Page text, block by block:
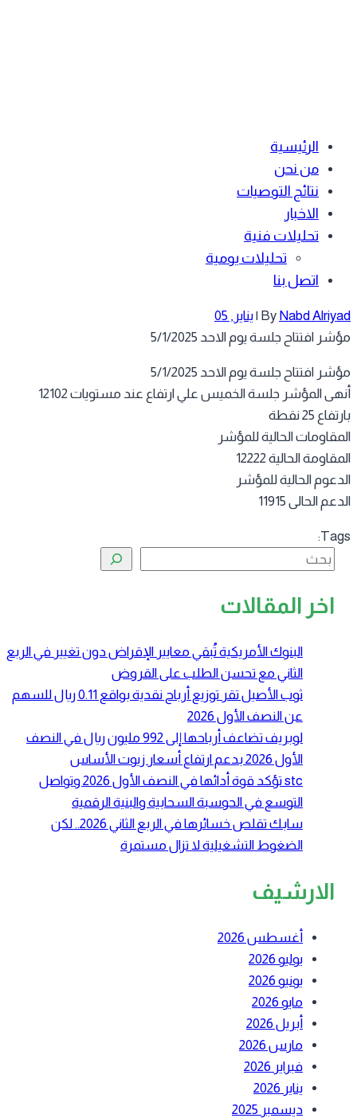
الرئيسية
من نحن
نتائج التوصيات
الاخبار
تحليلات فنية
تحليلات يومية
اتصل بنا
ByNabd
|يناير, 05
افتتاح جلسة يوم الاحد 5/1/2025
افتتاح جلسة يوم الاحد 5/1/2025
أنهى المؤشر جلسة الخميس علي ارتفاع عند مستويات 12102
25 نقطة
الحالية للمؤشر
الحالية 12222
الحالية للمؤشر
الحالى 11915
البحث
اخر المقالات
البنوك الأمريكية تُبقي معايير الإقراض دون تغيير في الربع
الثاني مع تحسن الطلب على القروض
ثوب الأصيل تقر توزيع أرباح نقدية بواقع 0.11 ريال للسهم
عن النصف الأول 2026
لوبريف تضاعف أرباحها إلى 992 مليون ريال في النصف
الأول 2026 بدعم ارتفاع أسعار زيوت الأساس
stc تؤكد قوة أدائها في النصف الأول 2026 وتواصل
التوسع في الحوسبة السحابية والبنية الرقمية
سابك تقلص خسائرها في الربع الثاني 2026.. لكن
الضغوط التشغيلية لا تزال مستمرة
الارشيف
أغسطس 2026
يوليو 2026
يونيو 2026
مايو 2026
أبريل 2026
مارس 2026
فبراير 2026
يناير 2026
ديسمبر 2025